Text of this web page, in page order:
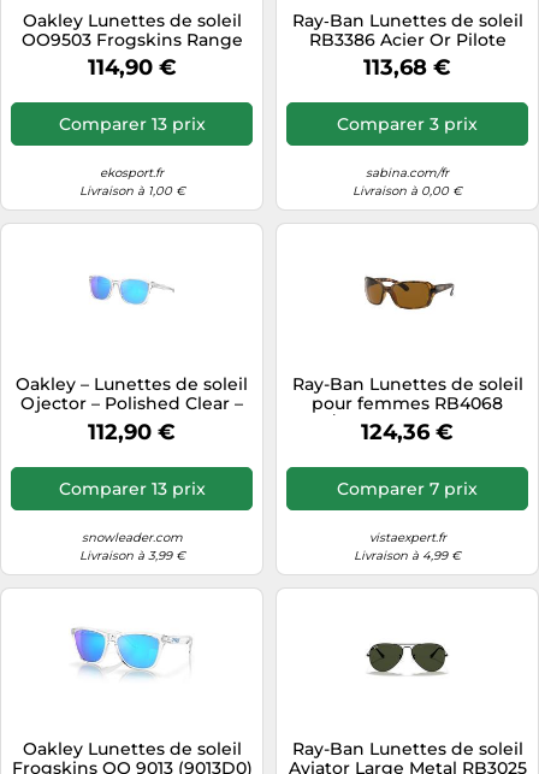
Oakley Lunettes de soleil
OO9503 Frogskins Range
XL O_matter Transparent
Violet Ronde Normale
114,90 €
Comparer 13 prix
ekosport.fr
Livraison à 1,00 €
Ray‑Ban Lunettes de soleil
RB3386 Acier Or Pilote
normale Marron ombré
001/13
113,68 €
Comparer 3 prix
sabina.com/fr
Livraison à 0,00 €
Oakley – Lunettes de soleil
Ojector – Polished Clear –
Verres Prizm Sapphire
112,90 €
Comparer 13 prix
snowleader.com
Livraison à 3,99 €
Ray-Ban Lunettes de soleil
pour femmes RB4068
642/57 T60 Crystal Brown
polarisées Havana
124,36 €
Comparer 7 prix
vistaexpert.fr
Livraison à 4,99 €
Oakley Lunettes de soleil
Frogskins OO 9013 (9013D0)
Ray-Ban Lunettes de soleil
Aviator Large Metal RB3025